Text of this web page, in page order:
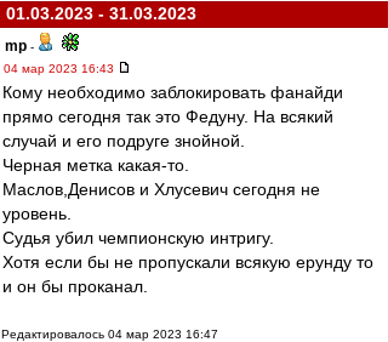
01.03.2023 - 31.03.2023
mp -
04 мар 2023 16:43
Кому необходимо заблокировать фанайди
прямо сегодня так это Федуну. На всякий
случай и его подруге знойной.
Черная метка какая-то.
Маслов,Денисов и Хлусевич сегодня не
уровень.
Судья убил чемпионскую интригу.
Хотя если бы не пропускали всякую ерунду то
и он бы проканал.
Редактировалось 04 мар 2023 16:47